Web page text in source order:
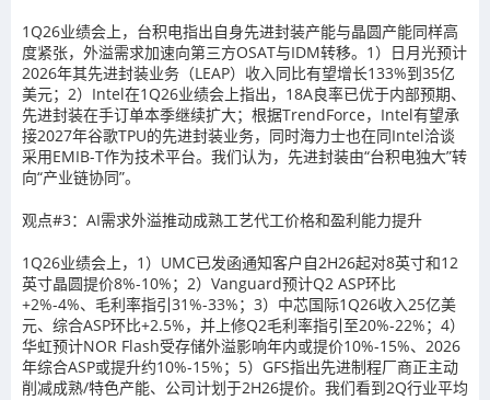
1Q26业绩会上，台积电指出自身先进封装产能与晶圆产能同样高
度紧张，外溢需求加速向第三方OSAT与IDM转移。1）日月光预计
2026年其先进封装业务（LEAP）收入同比有望增长133%到35亿
美元；2）Intel在1Q26业绩会上指出，18A良率已优于内部预期、
先进封装在手订单本季继续扩大；根据TrendForce，Intel有望承
接2027年谷歌TPU的先进封装业务，同时海力士也在同Intel洽谈
采用EMIB-T作为技术平台。我们认为，先进封装由“台积电独大”转
向“产业链协同”。
观点#3：AI需求外溢推动成熟工艺代工价格和盈利能力提升
1Q26业绩会上，1）UMC已发函通知客户自2H26起对8英寸和12
英寸晶圆提价8%-10%；2）Vanguard预计Q2 ASP环比
+2%-4%、毛利率指引31%-33%；3）中芯国际1Q26收入25亿美
元、综合ASP环比+2.5%，并上修Q2毛利率指引至20%-22%；4）
华虹预计NOR Flash受存储外溢影响年内或提价10%-15%、2026
年综合ASP或提升约10%-15%；5）GFS指出先进制程厂商正主动
削减成熟/特色产能、公司计划于2H26提价。我们看到2Q行业平均